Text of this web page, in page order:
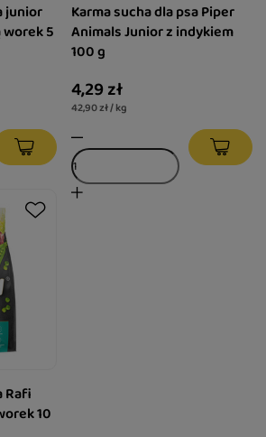
junior
worek 5
Karma sucha dla psa Piper
Animals Junior z indykiem
100 g
4,29 zł
42,90 zł / kg
Rafi
10